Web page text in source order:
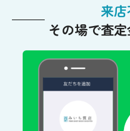
来店
その場で査